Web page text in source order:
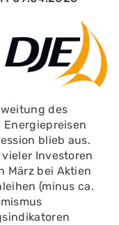
des
blieb aus.
Investoren
März bei Aktien
(minus ca.